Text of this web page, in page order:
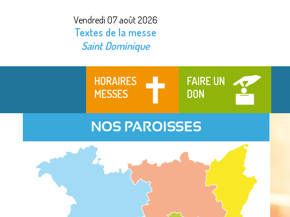
Vendredi 07 août 2026
Textes de la messe
Saint Dominique
HORAIRES
MESSES
FAIRE UN
DON
NOS PAROISSES